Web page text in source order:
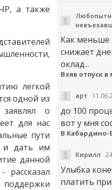
а также
легкой
одной из
о
для нас
пути
и дать им
данной
рассказал
Как меньше
снижает
оклад...
арт
до 100
вот у мня
Кирилл
Улыбка
платить